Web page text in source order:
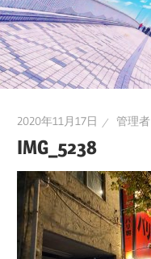
2020年11月17日 管理者
IMG_5238